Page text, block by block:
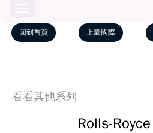
navigation
回到首頁 上豪國際
看看其他系列
Rolls-